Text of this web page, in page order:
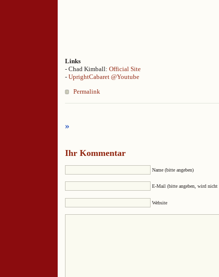
Links
- Chad Kimball: Official Site
- UprightCabaret @Youtube
Permalink
»
Ihr Kommentar
Name (bitte angeben)
E-Mail (bitte angeben, wird nicht
Website